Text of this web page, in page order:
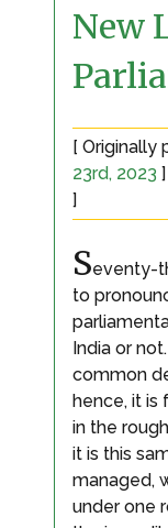
New
[ Originally
23rd, 2023
]
Seventy-
to
India or
common
hence, it
in the
it is this
managed,
under one